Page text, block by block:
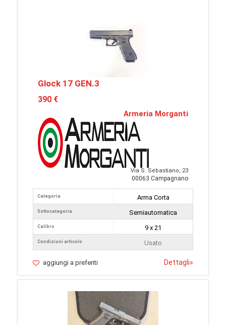
Glock 17 GEN.3
390 €
Armeria Morganti
Via S. Sebastiano, 23
00063 Campagnano
Categoria
Sottocategoria
Calibro
Condizioni articolo
Arma Corta
Semiautomatica
9 x 21
Usato
aggiungi a preferiti Dettagli»